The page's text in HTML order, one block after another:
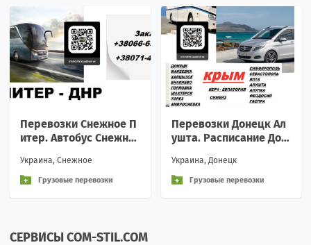
Перевозки Снежное П
итер. Автобус Снежно
списание Снежное Пит
ер
Украина, Снежное
Грузовые перевозки
Перевозки Донецк Ал
ушта. Расписание Дон
и Донецк Алушта
Украина, Донецк
Грузовые перевозки
СЕРВИСЫ COM-STIL.COM